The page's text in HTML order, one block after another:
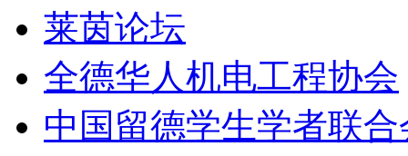
莱茵论坛
全德华人机电工程协会
中国留德学生学者联合